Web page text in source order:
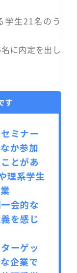
学生21名のう
に内定を出し
す
ミナー
か参加
とがあ
理系学生
会的な
を感じ
ーゲッ
企業で